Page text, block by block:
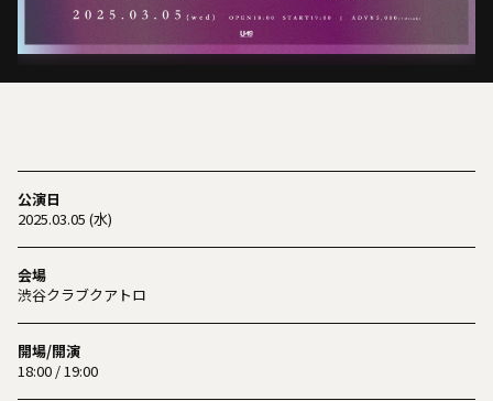
公演日
2025.03.05 (水)
会場
渋谷クラブクアトロ
開場/開演
18:00 / 19:00